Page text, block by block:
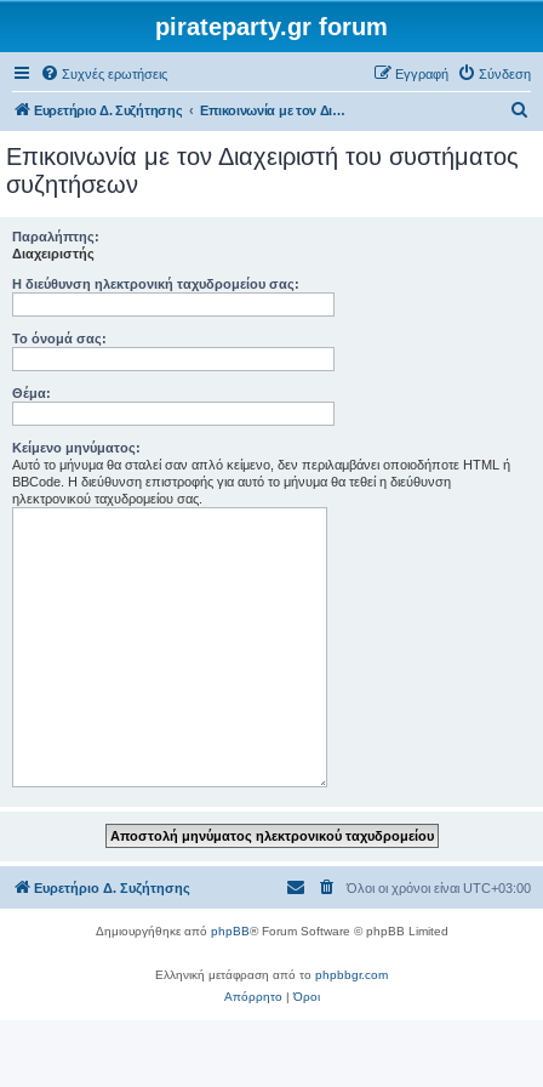
pirateparty.gr forum
Συχνές ερωτήσεις Σύνδεση
Εγγραφή
Ευρετήριο Δ. Συζήτησης Επικοινωνία με τον Διαχειριστή του συστήματος συζητήσεων
Επικοινωνία με τον Διαχειριστή του συστήματος
συζητήσεων
Παραλήπτης:
Διαχειριστής
Η διεύθυνση ηλεκτρονική ταχυδρομείου σας:
Το όνομά σας:
Θέμα:
Κείμενο μηνύματος:
Αυτό το μήνυμα θα σταλεί σαν απλό κείμενο, δεν περιλαμβάνει οποιοδήποτε HTML ή
BBCode. Η διεύθυνση επιστροφής για αυτό το μήνυμα θα τεθεί η διεύθυνση
ηλεκτρονικού ταχυδρομείου σας.
Ευρετήριο Δ. Συζήτησης Όλοι οι χρόνοι είναι UTC+03:00
Δημιουργήθηκε από phpBB® Forum Software © phpBB Limited
Ελληνική μετάφραση από το phpbbgr.com
Απόρρητο|Όροι